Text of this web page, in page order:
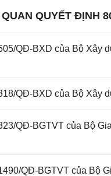
QUYẾT ĐỊNH
QĐ-BXD của Bộ Xây
QĐ-BXD của Bộ Xây
QĐ-BGTVT của Bộ
QĐ-BGTVT của Bộ